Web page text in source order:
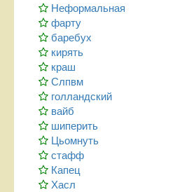
Неформальная
фарту
баребух
кирять
краш
Слпвм
голландский
вайб
шиперить
Цьомнуть
стафф
Капец
Хасл